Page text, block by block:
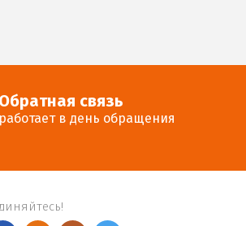
Обратная связь
работает в день обращения